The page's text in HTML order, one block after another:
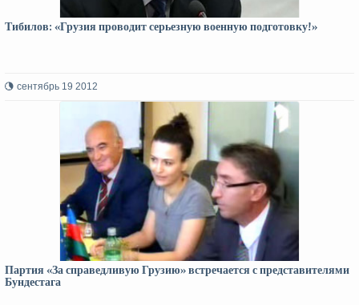
Тибилов: «Грузия проводит серьезную военную подготовку!»
сентябрь 19 2012
Партия «За справедливую Грузию» встречается с представителями
Бундестага